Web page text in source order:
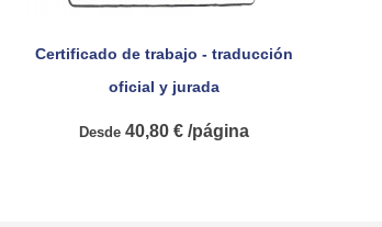
Certificado de trabajo - traducción
oficial y jurada
Desde 40,80 € /página
 Vista rápida